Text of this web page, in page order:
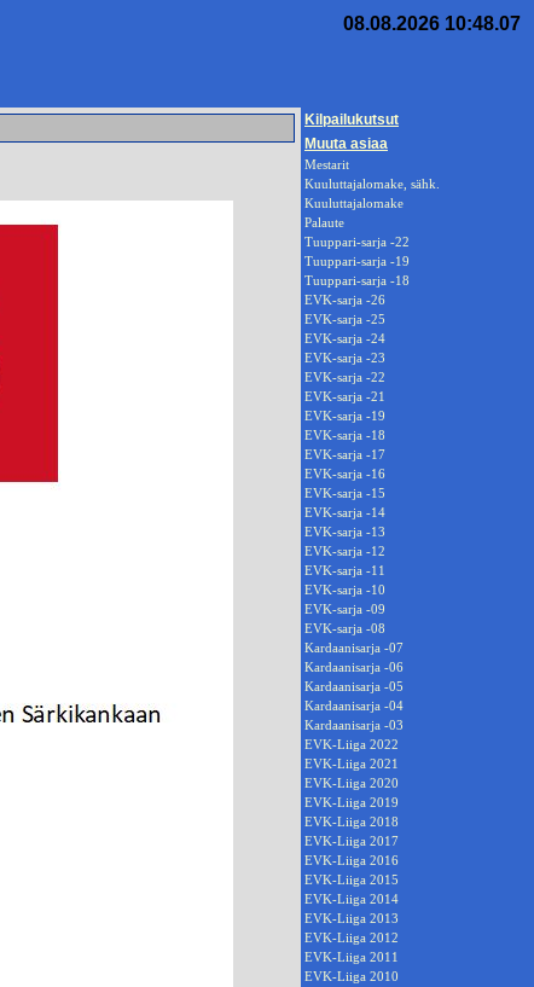
08.08.2026 10:48.07
Kilpailukutsut
Muuta asiaa
Mestarit
Kuuluttajalomake, sähk.
Kuuluttajalomake
Palaute
Tuuppari-sarja -22
Tuuppari-sarja -19
Tuuppari-sarja -18
EVK-sarja -26
EVK-sarja -25
EVK-sarja -24
EVK-sarja -23
EVK-sarja -22
EVK-sarja -21
EVK-sarja -19
EVK-sarja -18
EVK-sarja -17
EVK-sarja -16
EVK-sarja -15
EVK-sarja -14
EVK-sarja -13
EVK-sarja -12
EVK-sarja -11
EVK-sarja -10
EVK-sarja -09
EVK-sarja -08
Kardaanisarja -07
Kardaanisarja -06
Kardaanisarja -05
Kardaanisarja -04
Kardaanisarja -03
EVK-Liiga 2022
EVK-Liiga 2021
EVK-Liiga 2020
EVK-Liiga 2019
EVK-Liiga 2018
EVK-Liiga 2017
EVK-Liiga 2016
EVK-Liiga 2015
EVK-Liiga 2014
EVK-Liiga 2013
EVK-Liiga 2012
EVK-Liiga 2011
EVK-Liiga 2010